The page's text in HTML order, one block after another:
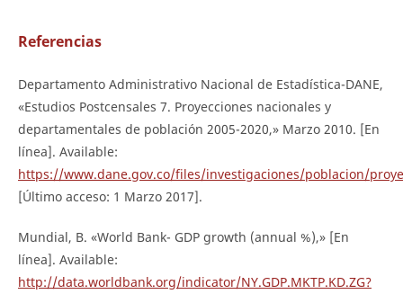
Referencias
Departamento Administrativo Nacional de Estadística-DANE,
«Estudios Postcensales 7. Proyecciones nacionales y
departamentales de población 2005-2020,» Marzo 2010. [En
línea]. Available:
https://www.dane.gov.co/files/investigaciones/poblacion/
[Último acceso: 1 Marzo 2017].
Mundial, B. «World Bank- GDP growth (annual %),» [En
línea]. Available:
http://data.worldbank.org/indicator/NY.GDP.MKTP.KD.ZG?